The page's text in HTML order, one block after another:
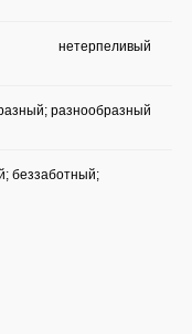
нетерпеливый
разнообразный
беззаботный;